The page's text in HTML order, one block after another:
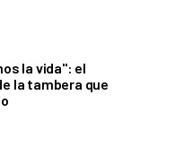
la vida": el
la tambera que